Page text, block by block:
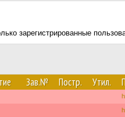
зарегистрированные
Зав.№ Постр. Утил.